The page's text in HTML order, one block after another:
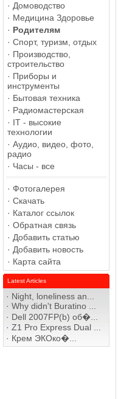
· Домоводство
· Медицина Здоровье
· Родителям
· Спорт, туризм, отдых
· Производство,
строительство
· Приборы и
инструменты
· Бытовая техника
· Радиомастерская
· IT - высокие
технологии
· Аудио, видео, фото,
радио
· Часы - все
· Фотогалерея
· Скачать
· Каталог ссылок
· Обратная связь
· Добавить статью
· Добавить новость
· Карта сайта
Latest Articles
· Night, loneliness an...
· Why didn't Buratino ...
· Dell 2007FP(b) об�...
· Z1 Pro Express Dual ...
· Крем ЭКОко�...